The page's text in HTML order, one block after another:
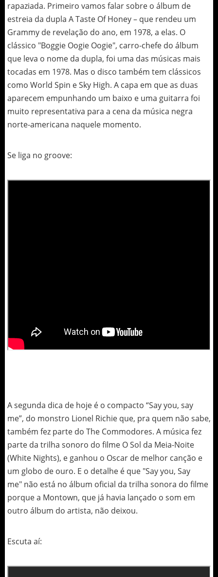
rapaziada. Primeiro vamos falar sobre o álbum de
estreia da dupla A Taste Of Honey – que rendeu um
Grammy de revelação do ano, em 1978, a elas. O
clássico "Boggie Oogie Oogie", carro-chefe do álbum
que leva o nome da dupla, foi uma das músicas mais
tocadas em 1978. Mas o disco também tem clássicos
como World Spin e Sky High. A capa em que as duas
aparecem empunhando um baixo e uma guitarra foi
muito representativa para a cena da música negra
norte-americana naquele momento.
Se liga no groove:
A segunda dica de hoje é o compacto “Say you, say
me”, do monstro Lionel Richie que, pra quem não sabe,
também fez parte do The Commodores. A música fez
parte da trilha sonoro do filme O Sol da Meia-Noite
(White Nights), e ganhou o Oscar de melhor canção e
um globo de ouro. E o detalhe é que "Say you, Say
me" não está no álbum oficial da trilha sonora do filme
porque a Montown, que já havia lançado o som em
outro álbum do artista, não deixou.
Escuta aí: